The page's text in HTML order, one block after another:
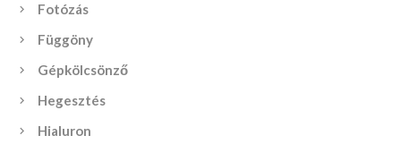
Fotózás
Függöny
Gépkölcsönző
Hegesztés
Hialuron